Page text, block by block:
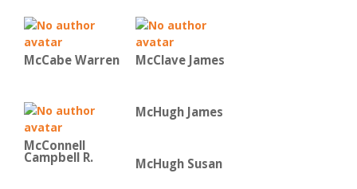
McCabe Warren McClave James
McConnell
Campbell R.
McHugh James
McHugh Susan